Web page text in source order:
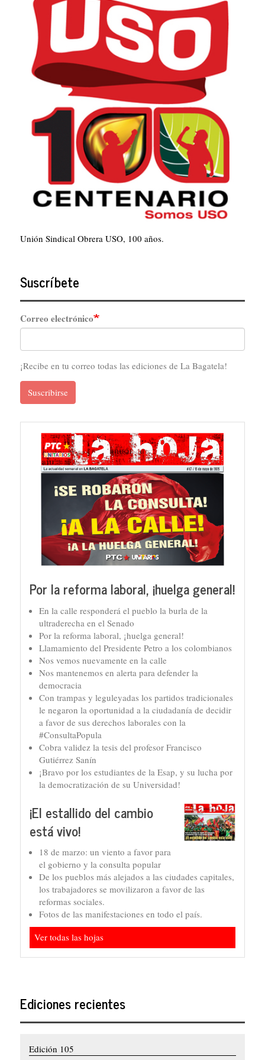
Unión Sindical Obrera USO, 100 años.
Suscríbete
Correo electrónico
¡Recibe en tu correo todas las ediciones de La Bagatela!
Suscribirse
Por la reforma laboral, ¡huelga general!
En la calle responderá el pueblo la burla de la
ultraderecha en el Senado
Por la reforma laboral, ¡huelga general!
Llamamiento del Presidente Petro a los colombianos
Nos vemos nuevamente en la calle
Nos mantenemos en alerta para defender la
democracia
Con trampas y leguleyadas los partidos tradicionales
le negaron la oportunidad a la ciudadanía de decidir
a favor de sus derechos laborales con la
#ConsultaPopula
Cobra validez la tesis del profesor Francisco
Gutiérrez Sanín
¡Bravo por los estudiantes de la Esap, y su lucha por
la democratización de su Universidad!
¡El estallido del cambio
está vivo!
18 de marzo: un viento a favor para
el gobierno y la consulta popular
De los pueblos más alejados a las ciudades capitales,
los trabajadores se movilizaron a favor de las
reformas sociales.
Fotos de las manifestaciones en todo el país.
Ver todas las hojas
Ediciones recientes
Edición 105